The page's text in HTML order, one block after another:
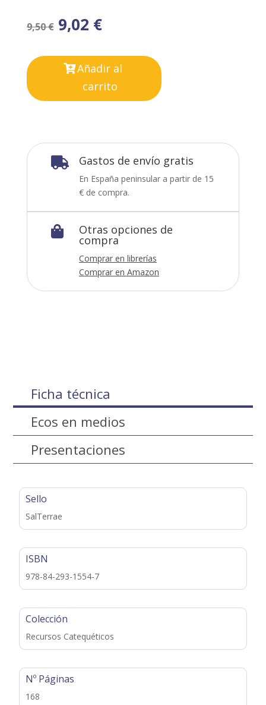
9,50€ 9,02 €
Añadir al
carrito
 Gastos de envío gratis
En España peninsular a partir de 15
€ de compra.
 Otras opciones de
compra
Comprar en librerías
Comprar en Amazon
Ficha técnica
Ecos en medios
Presentaciones
Sello
SalTerrae
ISBN
978-84-293-1554-7
Colección
Recursos Catequéticos
Nº Páginas
168